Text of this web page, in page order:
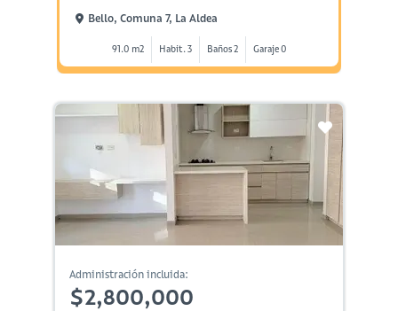
Bello, Comuna 7, La Aldea
91.0 m2 Habit. 3 Baños 2 Garaje 0
Administración incluida:
$2,800,000